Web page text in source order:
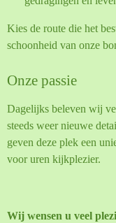
Kies de route die het
schoonheid van onze
Onze passie
Dagelijks beleven wij
steeds weer nieuwe
geven deze plek een
voor uren kijkplezier.
Wij wensen u veel